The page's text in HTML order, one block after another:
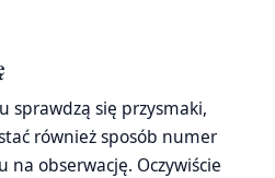
sprawdzą się przysmaki,
również sposób numer
na obserwację. Oczywiście